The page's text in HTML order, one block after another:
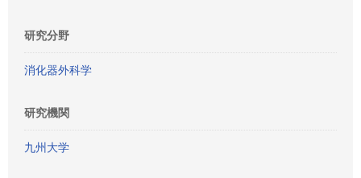
研究分野
消化器外科学
研究機関
九州大学